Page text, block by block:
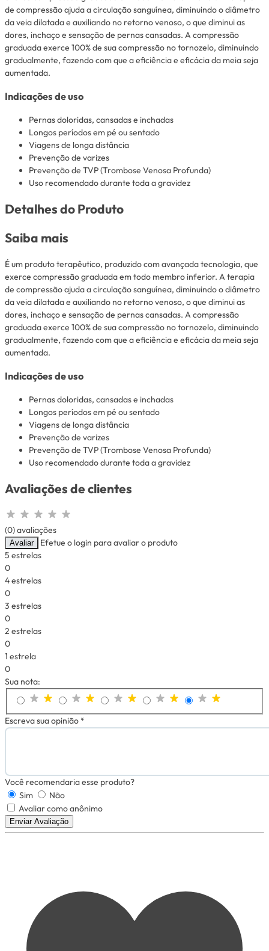
de compressão ajuda a circulação sanguínea, diminuindo o diâmetro
da veia dilatada e auxiliando no retorno venoso, o que diminui as
dores, inchaço e sensação de pernas cansadas. A compressão
graduada exerce 100% de sua compressão no tornozelo, diminuindo
gradualmente, fazendo com que a eficiência e eficácia da meia seja
aumentada.
Indicações de uso
Pernas doloridas, cansadas e inchadas
Longos períodos em pé ou sentado
Viagens de longa distância
Prevenção de varizes
Prevenção de TVP (Trombose Venosa Profunda)
Uso recomendado durante toda a gravidez
Detalhes do Produto
Saiba mais
É um produto terapêutico, produzido com avançada tecnologia, que
exerce compressão graduada em todo membro inferior. A terapia
de compressão ajuda a circulação sanguínea, diminuindo o diâmetro
da veia dilatada e auxiliando no retorno venoso, o que diminui as
dores, inchaço e sensação de pernas cansadas. A compressão
graduada exerce 100% de sua compressão no tornozelo, diminuindo
gradualmente, fazendo com que a eficiência e eficácia da meia seja
aumentada.
Indicações de uso
Pernas doloridas, cansadas e inchadas
Longos períodos em pé ou sentado
Viagens de longa distância
Prevenção de varizes
Prevenção de TVP (Trombose Venosa Profunda)
Uso recomendado durante toda a gravidez
Avaliações de clientes
(0) avaliações
Avaliar
Efetue o login para avaliar o produto
5 estrelas
0
4 estrelas
0
3 estrelas
0
2 estrelas
0
1 estrela
0
Sua nota:
Escreva sua opinião *
Você recomendaria esse produto?
Sim
Não
Avaliar como anônimo
Enviar Avaliação